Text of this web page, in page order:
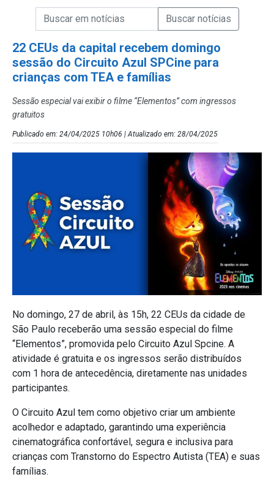
Campo de Busca de Notícias
Campo de Busca de informaçõesEnviar a Busca de Notícias
22 CEUs da capital recebem domingo
sessão do Circuito Azul SPCine para
crianças com TEA e famílias
Sessão especial vai exibir o filme “Elementos” com ingressos
gratuitos
Publicado em: 24/04/2025 10h06 | Atualizado em: 28/04/2025
No domingo, 27 de abril, às 15h, 22 CEUs da cidade de
São Paulo receberão uma sessão especial do filme
“Elementos”, promovida pelo Circuito Azul Spcine. A
atividade é gratuita e os ingressos serão distribuídos
com 1 hora de antecedência, diretamente nas unidades
participantes.
O Circuito Azul tem como objetivo criar um ambiente
acolhedor e adaptado, garantindo uma experiência
cinematográfica confortável, segura e inclusiva para
crianças com Transtorno do Espectro Autista (TEA) e suas
famílias.